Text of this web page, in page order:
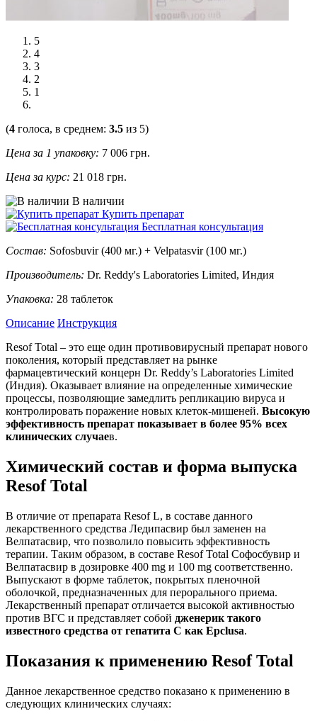
5
4
3
2
1
(4 голоса, в среднем: 3.5 из 5)
Цена за 1 упаковку: 7 006 грн.
Цена за курс: 21 018 грн.
В наличии
Купить препарат
Бесплатная консультация
Состав: Sofosbuvir (400 мг.) + Velpatasvir (100 мг.)
Производитель: Dr. Reddy's Laboratories Limited, Индия
Упаковка: 28 таблеток
Описание Инструкция
Resof Total – это еще один противовирусный препарат нового
поколения, который представляет на рынке
фармацевтический концерн Dr. Reddy’s Laboratories Limited
(Индия). Оказывает влияние на определенные химические
процессы, позволяющие замедлить репликацию вируса и
контролировать поражение новых клеток-мишеней. Высокую
эффективность препарат показывает в более 95% всех
клинических случаев.
Химический состав и форма выпуска
Resof Total
В отличие от препарата Resof L, в составе данного
лекарственного средства Ледипасвир был заменен на
Велпатасвир, что позволило повысить эффективность
терапии. Таким образом, в составе Resof Total Софосбувир и
Велпатасвир в дозировке 400 mg и 100 mg соответственно.
Выпускают в форме таблеток, покрытых пленочной
оболочкой, предназначенных для перорального приема.
Лекарственный препарат отличается высокой активностью
против ВГС и представляет собой дженерик такого
известного средства от гепатита С как Epclusa.
Показания к применению Resof Total
Данное лекарственное средство показано к применению в
следующих клинических случаях: